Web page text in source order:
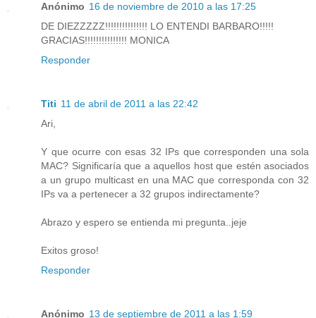
Anónimo 16 de noviembre de 2010 a las 17:25
DE DIEZZZZZ!!!!!!!!!!!!!!! LO ENTENDI BARBARO!!!!!
GRACIAS!!!!!!!!!!!!!!! MONICA
Responder
Titi 11 de abril de 2011 a las 22:42
Ari,
Y que ocurre con esas 32 IPs que corresponden una sola
MAC? Significaría que a aquellos host que estén asociados
a un grupo multicast en una MAC que corresponda con 32
IPs va a pertenecer a 32 grupos indirectamente?
Abrazo y espero se entienda mi pregunta..jeje
Exitos groso!
Responder
Anónimo 13 de septiembre de 2011 a las 1:59